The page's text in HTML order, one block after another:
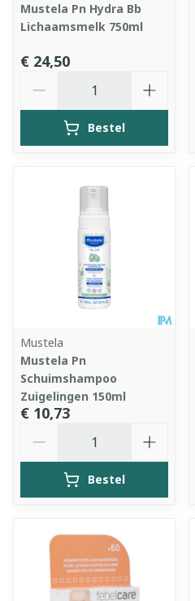
Mustela Pn Hydra Bb
Lichaamsmelk 750ml
€ 24,50
Bestel
Mustela
Mustela Pn
Schuimshampoo
Zuigelingen 150ml
€ 10,73
Bestel